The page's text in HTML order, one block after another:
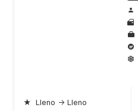
★ Lleno → Lleno